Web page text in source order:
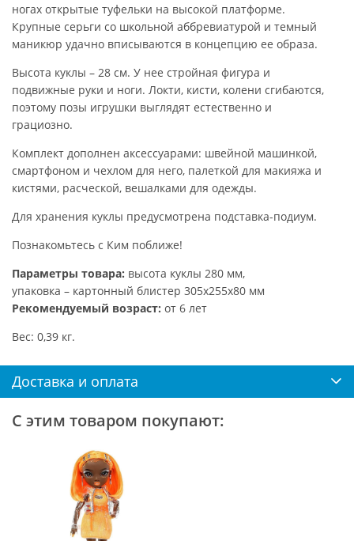
ногах открытые туфельки на высокой платформе.
Крупные серьги со школьной аббревиатурой и темный
маникюр удачно вписываются в концепцию ее образа.
Высота куклы – 28 см. У нее стройная фигура и
подвижные руки и ноги. Локти, кисти, колени сгибаются,
поэтому позы игрушки выглядят естественно и
грациозно.
Комплект дополнен аксессуарами: швейной машинкой,
смартфоном и чехлом для него, палеткой для макияжа и
кистями, расческой, вешалками для одежды.
Для хранения куклы предусмотрена подставка-подиум.
Познакомьтесь с Ким поближе!
Параметры товара: высота куклы 280 мм,
упаковка – картонный блистер 305х255х80 мм
Рекомендуемый возраст: от 6 лет
Вес: 0,39 кг.
Доставка и оплата
С этим товаром покупают: